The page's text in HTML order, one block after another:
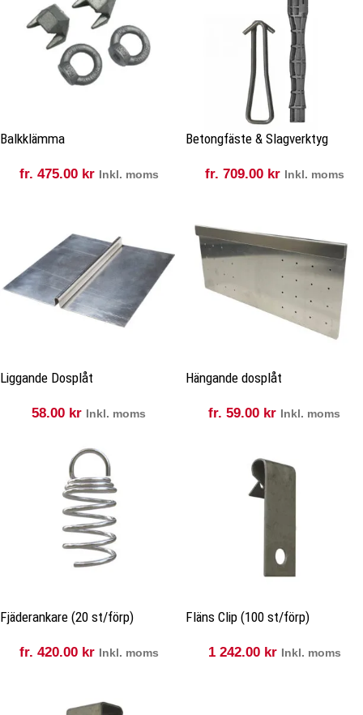
Balkklämma
fr. 475.00 kr Inkl. moms
Betongfäste & Slagverktyg
fr. 709.00 kr Inkl. moms
Liggande Dosplåt
58.00 kr Inkl. moms
Hängande dosplåt
fr. 59.00 kr Inkl. moms
Fjäderankare (20 st/förp)
fr. 420.00 kr Inkl. moms
Fläns Clip (100 st/förp)
1 242.00 kr Inkl. moms